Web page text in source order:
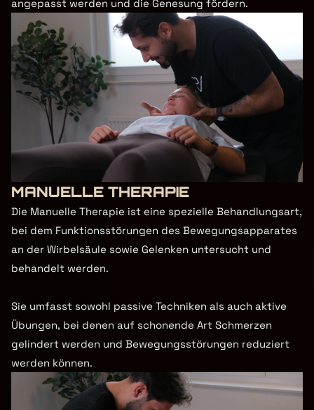
angepasst werden und die Genesung fördern.
MANUELLE THERAPIE
Die Manuelle Therapie ist eine spezielle Behandlungsart,
bei dem Funktionsstörungen des Bewegungsapparates
an der Wirbelsäule sowie Gelenken untersucht und
behandelt werden.
Sie umfasst sowohl passive Techniken als auch aktive
Übungen, bei denen auf schonende Art Schmerzen
gelindert werden und Bewegungsstörungen reduziert
werden können.